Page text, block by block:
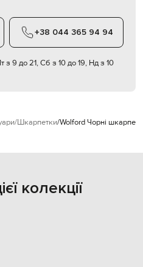
+38 044 365 94 94
з 9 до 21, Сб з 10 до 19, Нд з 10
Шкарпетки Wolford Чорні
колекції